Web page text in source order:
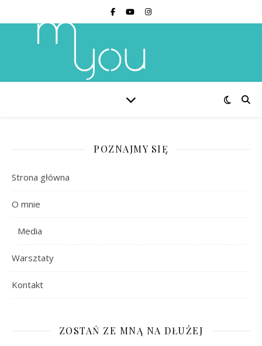
POZNAJMY SIĘ
Strona główna
O mnie
Media
Warsztaty
Kontakt
ZOSTAŃ ZE MNĄ NA DŁUŻEJ